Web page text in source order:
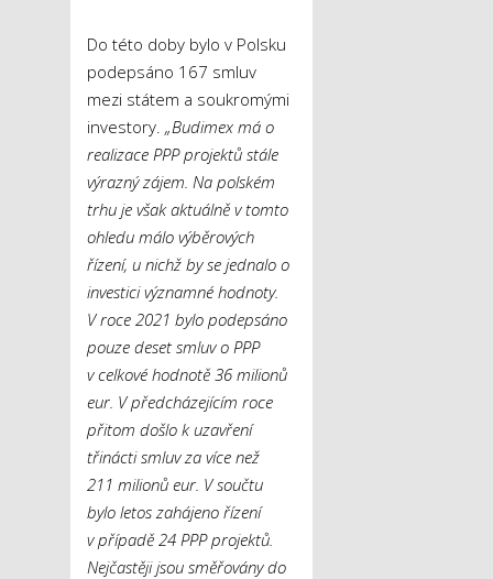
Do této doby bylo v Polsku
podepsáno 167 smluv
mezi státem a soukromými
investory. „Budimex má o
realizace PPP projektů stále
výrazný zájem. Na polském
trhu je však aktuálně v tomto
ohledu málo výběrových
řízení, u nichž by se jednalo o
investici významné hodnoty.
V roce 2021 bylo podepsáno
pouze deset smluv o PPP
v celkové hodnotě 36 milionů
eur. V předcházejícím roce
přitom došlo k uzavření
třinácti smluv za více než
211 milionů eur. V součtu
bylo letos zahájeno řízení
v případě 24 PPP projektů.
Nejčastěji jsou směřovány do